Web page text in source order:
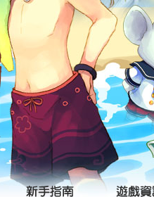
新聞專區 遊戲介紹
帳
遊
社